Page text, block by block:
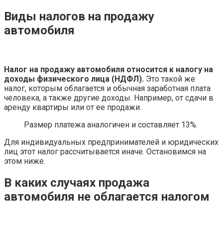
Виды налогов на продажу
автомобиля
Налог на продажу автомобиля относится к налогу на
доходы физического лица (НДФЛ). Это такой же
налог, которым облагается и обычная заработная плата
человека, а также другие доходы. Например, от сдачи в
аренду квартиры или от ее продажи.
Размер платежа аналогичен и составляет 13%.
Для индивидуальных предпринимателей и юридических
лиц этот налог рассчитывается иначе. Остановимся на
этом ниже.
В каких случаях продажа
автомобиля не облагается налогом